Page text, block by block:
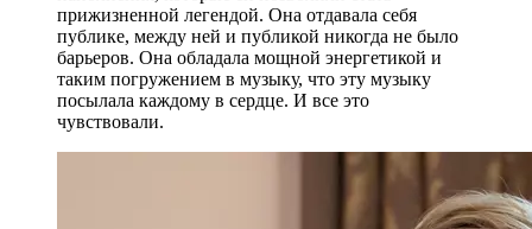
прижизненной легендой. Она отдавала себя
публике, между ней и публикой никогда не было
барьеров. Она обладала мощной энергетикой и
таким погружением в музыку, что эту музыку
посылала каждому в сердце. И все это
чувствовали.